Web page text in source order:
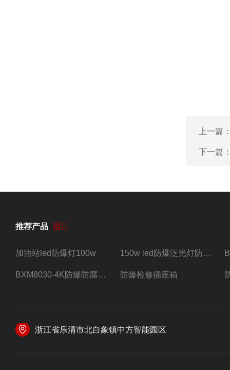
上一篇
下一篇
推荐产品
加油站led防爆灯100w 150w led防爆泛光灯防水防尘防爆三防灯
BXM8030-4K防爆防腐照明配电箱四路带总开关 防爆检修插座箱
浙江省乐清市北白象镇中方智能园区